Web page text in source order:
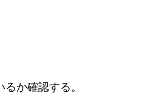
か確認する。